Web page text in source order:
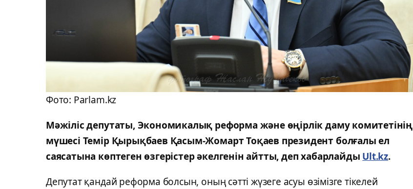
Фото: Parlam.kz
Мәжіліс депутаты, Экономикалық реформа және өңірлік даму комитетінің
мүшесі Темір Қырықбаев Қасым-Жомарт Тоқаев президент болғалы ел
саясатына көптеген өзгерістер әкелгенін айтты, деп хабарлайды Ult.kz.
Депутат қандай реформа болсын, оның сәтті жүзеге асуы өзімізге тікелей